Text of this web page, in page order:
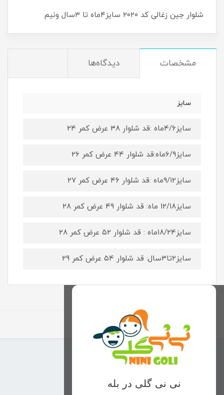
شلوار جین زغالی کد ۲۰۲۰ سایز۴ماه تا ۳سال ونیم
مشخصات دیدگاه‌ها
سایز
سایز۴/۶ماه :قد شلوار ۳۸ عرض کمر ۲۴
سایز۶/۹ماه:قد شلوار ۴۴ عرض کمر ۲۶
سایز۹/۱۲ماه :قد شلوار ۴۶ عرض کمر ۲۷
سایز۱۲/۱۸ ماه: قد شلوار ۴۹ عرض کمر ۲۸
سایز۱۸/۲۴ماه : قد شلوار ۵۲ عرض کمر ۲۸
سایز۲تا۳سال: قد شلوار ۵۴ عرض کمر ۲۹
نی نی گلی در بله
برگشت به بالا
منوی وب‌سایت